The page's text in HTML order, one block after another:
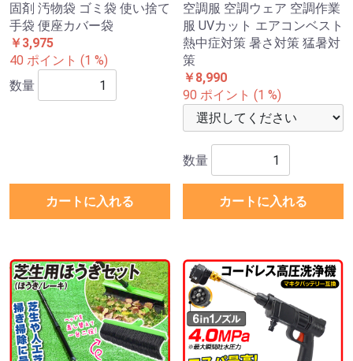
固剤 汚物袋 ゴミ袋 使い捨て
手袋 便座カバー袋
￥3,975
40 ポイント (1 %)
数量
カートに入れる
空調服 空調ウェア 空調作業
服 UVカット エアコンベスト
熱中症対策 暑さ対策 猛暑対
策
￥8,990
90 ポイント (1 %)
数量
カートに入れる